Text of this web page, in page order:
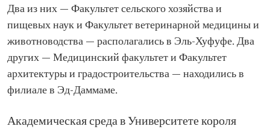
Два из них — Факультет сельского хозяйства и
пищевых наук и Факультет ветеринарной медицины и
животноводства — располагались в Эль-Хуфуфе. Два
других — Медицинский факультет и Факультет
архитектуры и градостроительства — находились в
филиале в Эд-Даммаме.
Академическая среда в Университете короля